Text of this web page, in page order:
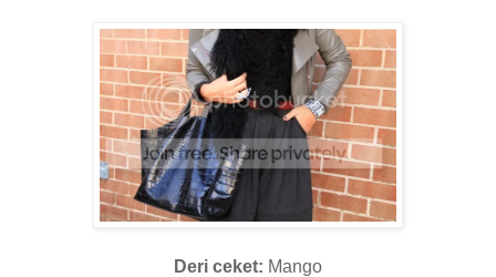
Deri ceket: Mango